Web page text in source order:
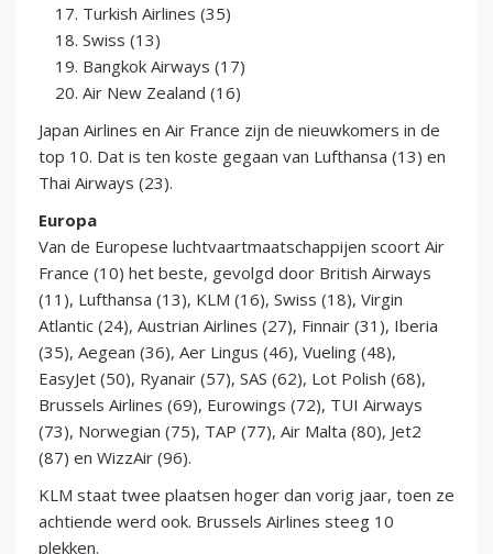
Turkish Airlines (35)
Swiss (13)
Bangkok Airways (17)
Air New Zealand (16)
Japan Airlines en Air France zijn de nieuwkomers in de
top 10. Dat is ten koste gegaan van Lufthansa (13) en
Thai Airways (23).
Europa
Van de Europese luchtvaartmaatschappijen scoort Air
France (10) het beste, gevolgd door British Airways
(11), Lufthansa (13), KLM (16), Swiss (18), Virgin
Atlantic (24), Austrian Airlines (27), Finnair (31), Iberia
(35), Aegean (36), Aer Lingus (46), Vueling (48),
EasyJet (50), Ryanair (57), SAS (62), Lot Polish (68),
Brussels Airlines (69), Eurowings (72), TUI Airways
(73), Norwegian (75), TAP (77), Air Malta (80), Jet2
(87) en WizzAir (96).
KLM staat twee plaatsen hoger dan vorig jaar, toen ze
achtiende werd ook. Brussels Airlines steeg 10
plekken.